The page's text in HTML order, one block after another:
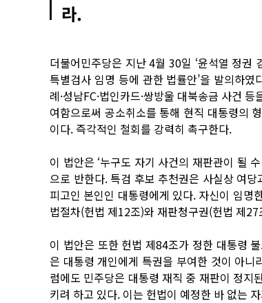
라.
더불어민주당은 지난 4월 30일 ‘윤석열 정권
특별검사 임명 등에 관한 법률안’을 발의하
례·성남FC·법인카드·쌍방울 대북송금 사건
여함으로써 공소취소를 통해 현직 대통령의
이다. 즉각적인 철회를 강력히 촉구한다.
이 법안은 ‘누구도 자기 사건의 재판관이 될
으로 반한다. 특검 후보 추천권은 사실상 여
피고인 본인인 대통령에게 있다. 자신이 임명
법절차(헌법 제12조)와 재판청구권(헌법 제
이 법안은 또한 헌법 제84조가 정한 대통령
은 대통령 개인에게 특권을 부여한 것이 아
럼에도 민주당은 대통령 재직 중 재판이 정지
키려 하고 있다. 이는 헌법이 예정한 바 없는